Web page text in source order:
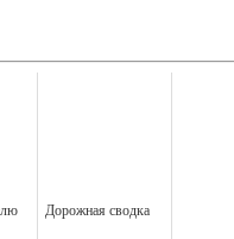
Дорожная сводка